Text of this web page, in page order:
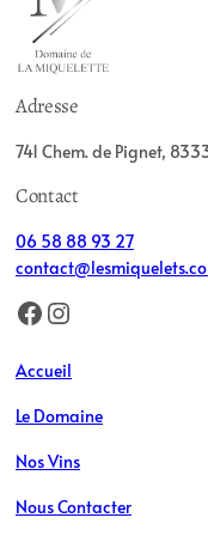
Adresse
741 Chem. de Pignet,
Contact
06 58 88 93 27
Facebook Instagram
Accueil
Le Domaine
Nos Vins
Nous Contacter